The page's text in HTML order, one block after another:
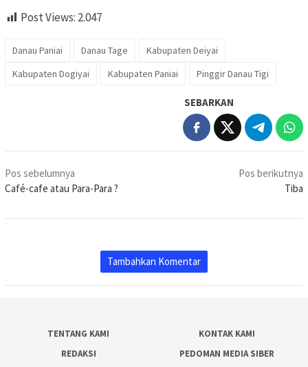
Post Views: 2.047
Danau Paniai Danau Tage
Kabupaten Deiyai
Kabupaten Dogiyai
Kabupaten Paniai Pinggir Danau Tigi
SEBARKAN
Navigasi
pos
Pos sebelumnya
Café-cafe atau Para-Para ?
Pos berikutnya
Tiba
Tambahkan Komentar
TENTANG KAMI
KONTAK KAMI
REDAKSI
PEDOMAN MEDIA SIBER